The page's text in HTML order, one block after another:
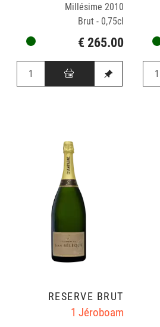
Millésime 2010
Brut - 0,75cl
€ 265.00
RÉSERVE BRUT
1 Jéroboam